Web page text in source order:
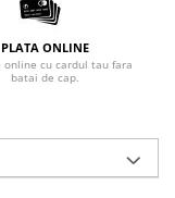
PLATA ONLINE
online cu cardul tau fara
batai de cap.